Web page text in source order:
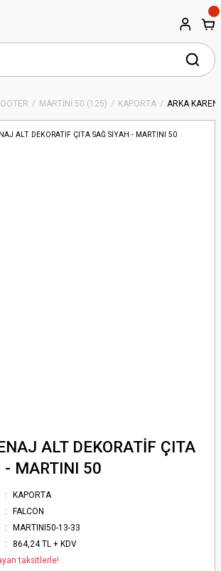
MARTİNİ 50 (125) KAPORTA ARKA
ALT DEKORATİF ÇITA
- MARTINI 50
KAPORTA
FALCON
MARTINI50-13-33
864,24 TL + KDV
taksitlerle!